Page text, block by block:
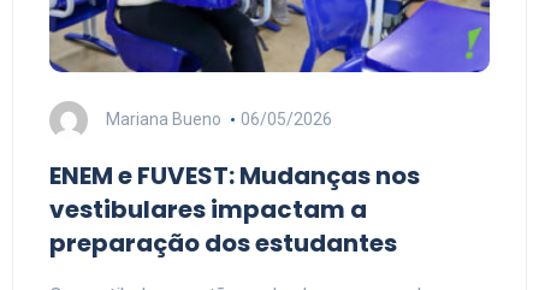
Mariana Bueno 06/05/2026
ENEM e FUVEST: Mudanças nos
vestibulares impactam a
preparação dos estudantes